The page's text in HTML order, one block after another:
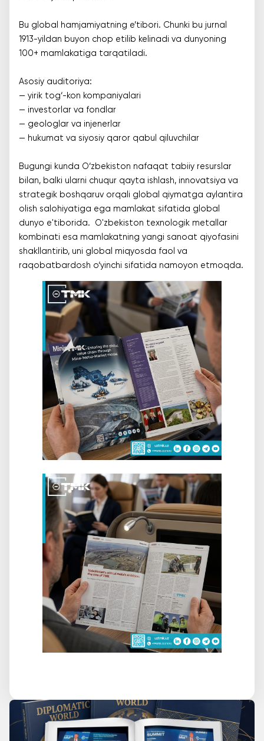
Bu global hamjamiyatning e’tibori. Chunki bu jurnal
1913-yildan buyon chop etilib kelinadi va dunyoning
100+ mamlakatiga tarqatiladi.
Asosiy auditoriya:
— yirik tog‘-kon kompaniyalari
— investorlar va fondlar
— geologlar va injenerlar
— hukumat va siyosiy qaror qabul qiluvchilar
Bugungi kunda O‘zbekiston nafaqat tabiiy resurslar
bilan, balki ularni chuqur qayta ishlash, innovatsiya va
strategik boshqaruv orqali global qiymatga aylantira
olish salohiyatiga ega mamlakat sifatida global
dunyo e'tiborida. O'zbekiston texnologik metallar
kombinati esa mamlakatning yangi sanoat qiyofasini
shakllantirib, uni global miqyosda faol va
raqobatbardosh o‘yinchi sifatida namoyon etmoqda.